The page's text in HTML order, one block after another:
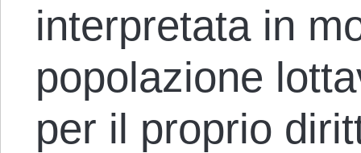
interpretata in
popolazione
per il proprio